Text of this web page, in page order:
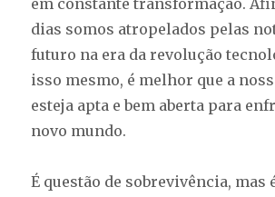
em constante transformação.
dias somos atropelados pelas
futuro na era da revolução
isso mesmo, é melhor que a
esteja apta e bem aberta para
novo mundo.
É questão de sobrevivência, mas